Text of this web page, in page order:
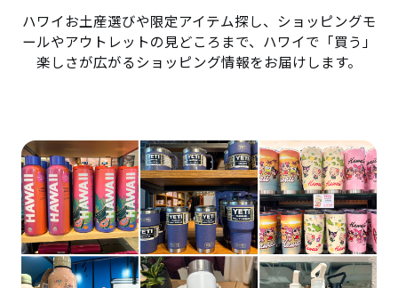
ハワイお土産選びや限定アイテム探し、ショッピングモ
ールやアウトレットの見どころまで、ハワイで「買う」
楽しさが広がるショッピング情報をお届けします。